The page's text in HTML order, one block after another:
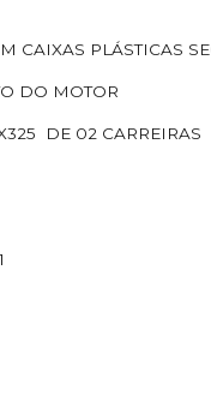
CAIXAS PLÁSTICAS
DO MOTOR
DE 02 CARREIRAS